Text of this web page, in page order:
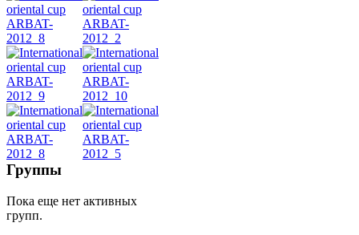
Группы
Пока еще нет активных
групп.